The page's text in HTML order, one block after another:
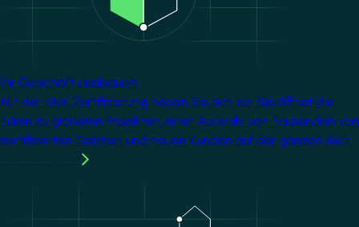
Ihr Geschäft ausbauen
Mit der KNX Zertifizierung heben Sie sich ab. Sie öffnet die
Türen zu größeren Projekten, einer Auswahl von Tausenden von
zertifizierten Geräten und neuen Kunden auf der ganzen Welt.